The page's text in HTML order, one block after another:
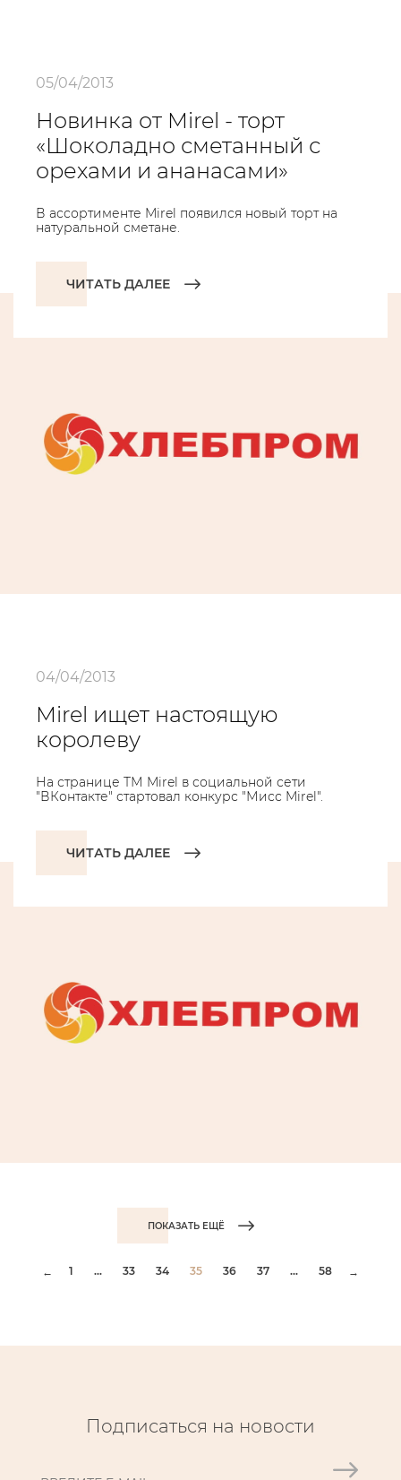
05/04/2013
Новинка от Mirel - торт
«Шоколадно сметанный с
орехами и ананасами»
В ассортименте Mirel появился новый торт на
натуральной сметане.
ЧИТАТЬ ДАЛЕЕ
04/04/2013
Mirel ищет настоящую
королеву
На странице ТМ Mirel в социальной сети
"ВКонтакте" стартовал конкурс "Мисс Mirel".
ЧИТАТЬ ДАЛЕЕ
ПОКАЗАТЬ ЕЩЁ
← 1 ... 33 34 35 36 37 ... 58 →
Подписаться на новости